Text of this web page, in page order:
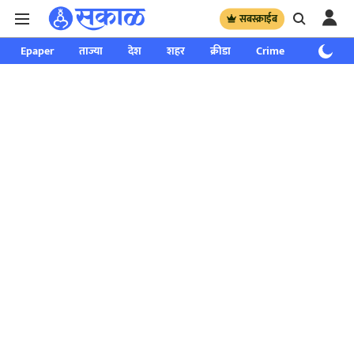
सबस्क्राईब
Epaper ताज्या देश शहर क्रीडा Crime साप्ताहिक